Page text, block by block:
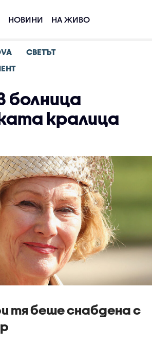
НОВИНИ НА ЖИВО
СВЕТЪТ
болница
кралица
тя беше снабдена с